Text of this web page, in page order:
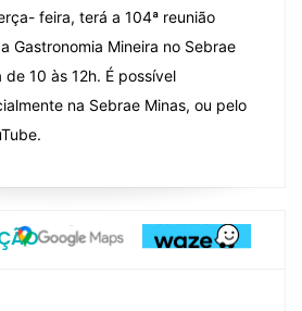
feira, terá a 104ª reunião
Gastronomia Mineira no Sebrae
de 10 às 12h. É possível
na Sebrae Minas, ou pelo